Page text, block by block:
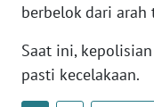
berbelok dari arah
Saat ini,
pasti kecelakaan.
WN
WN